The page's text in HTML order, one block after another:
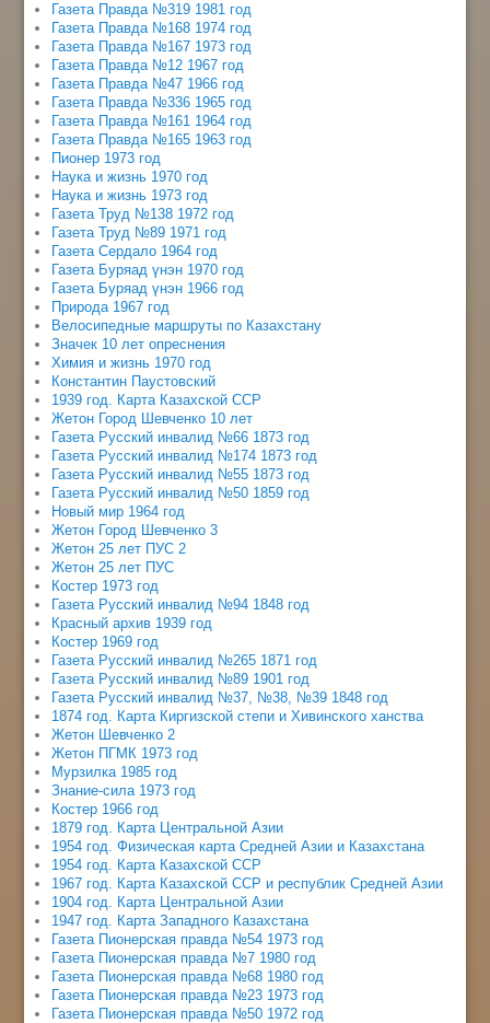
Газета Правда №319 1981 год
Газета Правда №168 1974 год
Газета Правда №167 1973 год
Газета Правда №12 1967 год
Газета Правда №47 1966 год
Газета Правда №336 1965 год
Газета Правда №161 1964 год
Газета Правда №165 1963 год
Пионер 1973 год
Наука и жизнь 1970 год
Наука и жизнь 1973 год
Газета Труд №138 1972 год
Газета Труд №89 1971 год
Газета Сердало 1964 год
Газета Буряад үнэн 1970 год
Газета Буряад үнэн 1966 год
Природа 1967 год
Велосипедные маршруты по Казахстану
Значек 10 лет опреснения
Химия и жизнь 1970 год
Константин Паустовский
1939 год. Карта Казахской ССР
Жетон Город Шевченко 10 лет
Газета Русский инвалид №66 1873 год
Газета Русский инвалид №174 1873 год
Газета Русский инвалид №55 1873 год
Газета Русский инвалид №50 1859 год
Новый мир 1964 год
Жетон Город Шевченко 3
Жетон 25 лет ПУС 2
Жетон 25 лет ПУС
Костер 1973 год
Газета Русский инвалид №94 1848 год
Красный архив 1939 год
Костер 1969 год
Газета Русский инвалид №265 1871 год
Газета Русский инвалид №89 1901 год
Газета Русский инвалид №37, №38, №39 1848 год
1874 год. Карта Киргизской степи и Хивинского ханства
Жетон Шевченко 2
Жетон ПГМК 1973 год
Мурзилка 1985 год
Знание-сила 1973 год
Костер 1966 год
1879 год. Карта Центральной Азии
1954 год. Физическая карта Средней Азии и Казахстана
1954 год. Карта Казахской ССР
1967 год. Карта Казахской ССР и республик Средней Азии
1904 год. Карта Центральной Азии
1947 год. Карта Западного Казахстана
Газета Пионерская правда №54 1973 год
Газета Пионерская правда №7 1980 год
Газета Пионерская правда №68 1980 год
Газета Пионерская правда №23 1973 год
Газета Пионерская правда №50 1972 год